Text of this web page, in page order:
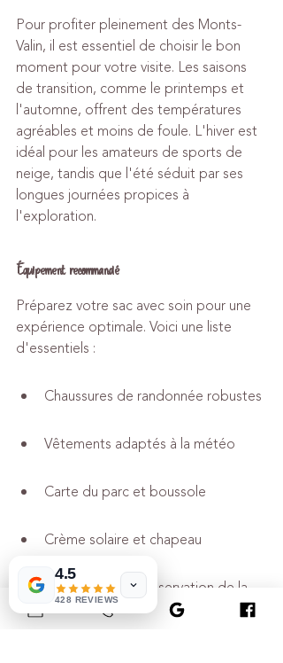
Pour profiter pleinement des Monts-
Valin, il est essentiel de choisir le bon
moment pour votre visite. Les saisons
de transition, comme le printemps et
l'automne, offrent des températures
agréables et moins de foule. L'hiver est
idéal pour les amateurs de sports de
neige, tandis que l'été séduit par ses
longues journées propices à
l'exploration.
Équipement recommandé
Préparez votre sac avec soin pour une
expérience optimale. Voici une liste
d'essentiels :
Chaussures de randonnée robustes
Vêtements adaptés à la météo
Carte du parc et boussole
Crème solaire et chapeau
Jumelles pour l'observation de la
faune
4.5
428 REVIEWS